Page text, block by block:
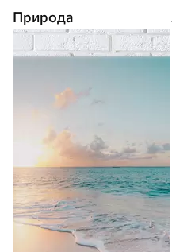
Природа